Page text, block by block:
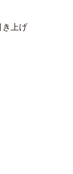
上げ